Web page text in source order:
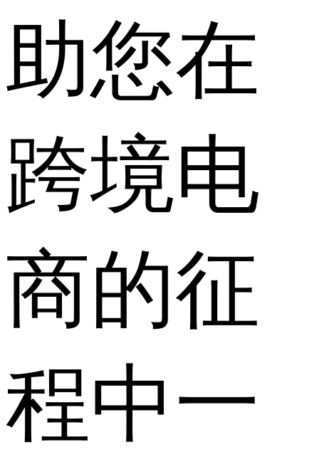
助您在
跨境电
商的征
程中一